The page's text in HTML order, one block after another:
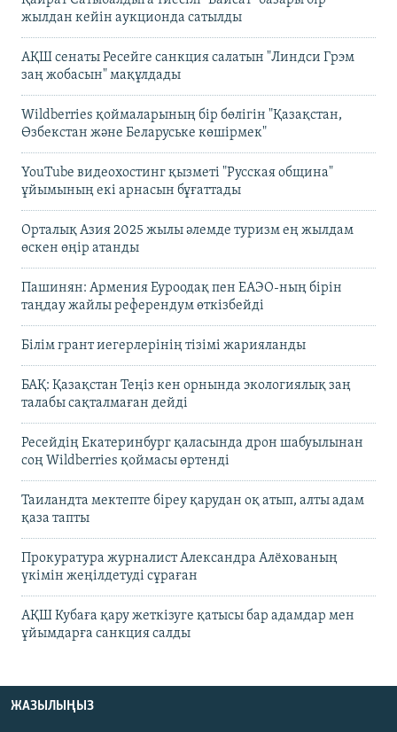
жылдан кейін аукционда сатылды
АҚШ сенаты Ресейге санкция салатын "Линдси Грэм
заң жобасын" мақұлдады
Wildberries қоймаларының бір бөлігін "Қазақстан,
Өзбекстан және Беларуське көшірмек"
YouTube видеохостинг қызметі "Русская община"
ұйымының екі арнасын бұғаттады
Орталық Азия 2025 жылы әлемде туризм ең жылдам
өскен өңір атанды
Пашинян: Армения Еуроодақ пен ЕАЭО-ның бірін
таңдау жайлы референдум өткізбейді
Білім грант иегерлерінің тізімі жарияланды
БАҚ: Қазақстан Теңіз кен орнында экологиялық заң
талабы сақталмаған дейді
Ресейдің Екатеринбург қаласында дрон шабуылынан
соң Wildberries қоймасы өртенді
Таиландта мектепте біреу қарудан оқ атып, алты адам
қаза тапты
Прокуратура журналист Александра Алёхованың
үкімін жеңілдетуді сұраған
АҚШ Кубаға қару жеткізуге қатысы бар адамдар мен
ұйымдарға санкция салды
ЖАЗЫЛЫҢЫЗ